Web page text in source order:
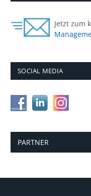
Jetzt zum
SOCIAL MEDIA
PARTNER